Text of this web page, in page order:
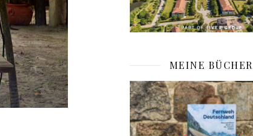
MEINE BÜCHER